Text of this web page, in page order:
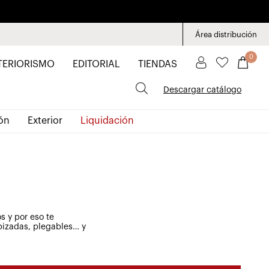
Área distribución
EDITORIAL TIENDAS
0
Descargar catálogo
Exterior Liquidación
y por eso te
plegables… y